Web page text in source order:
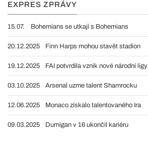
EXPRES ZPRÁVY
15.07. Bohemians se utkají s Bohemians
20.12.2025 Finn Harps mohou stavět stadion
19.12.2025 FAI potvrdila vznik nové národní ligy
03.10.2025 Arsenal uzme talent Shamrocku
12.06.2025 Monaco získalo talentovaného Ira
09.03.2025 Dumigan v 16 ukončil kariéru